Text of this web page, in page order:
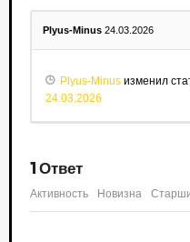
Plyus-Minus 24.03.2026
Plyus-Minusизменил
24.03.2026
1Ответ
Активность Новизна